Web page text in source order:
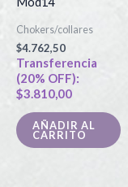
Chokers/collares
$4.762,50
Transferencia
(20% OFF):
$3.810,00
AÑADIR AL
CARRITO